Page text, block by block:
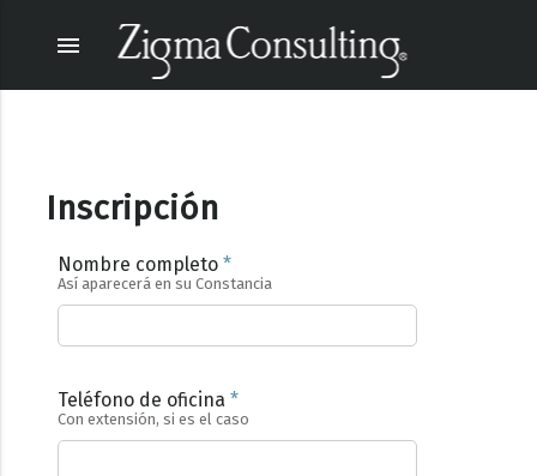
menu
Inscripción
Nombre completo *
Así aparecerá en su Constancia
Teléfono de oficina *
Con extensión, si es el caso